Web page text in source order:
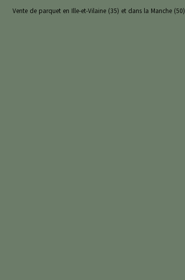
Vente de parquet en Ille-et-Vilaine (35) et dans la Manche (50)